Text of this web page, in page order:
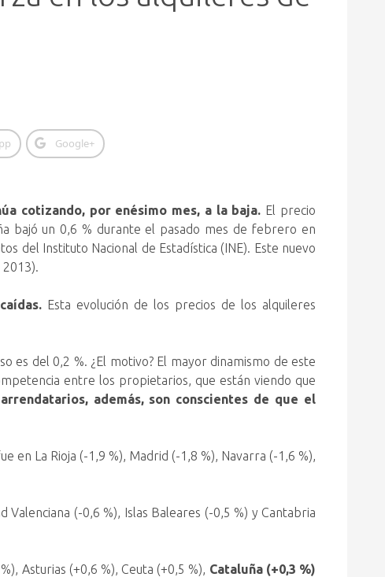
Google+
cotizando, por enésimo mes, a la baja. El precio
bajó un 0,6 % durante el pasado mes de febrero en
del Instituto Nacional de Estadística (INE). Este nuevo
Esta evolución de los precios de los alquileres
es del 0,2 %. ¿El motivo? El mayor dinamismo de este
entre los propietarios, que están viendo que
además, son conscientes de que el
en La Rioja (-1,9 %), Madrid (-1,8 %), Navarra (-1,6 %),
(-0,6 %), Islas Baleares (-0,5 %) y Cantabria
Asturias (+0,6 %), Ceuta (+0,5 %), Cataluña (+0,3 %)